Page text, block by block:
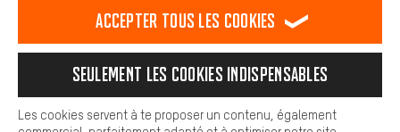
Notre politique en matière de protection de la vie privée
français
FR english
EN Deutsch
DE español
ES
Nous pouvons ainsi mettre à ta disposition d'autres contenus et
informations utiles. De plus, tu as la possibilité d'utiliser des
facilement les bons produits. Par exemple, nous proposons une
facilement aux questions.
Accepter tous les cookies
Seulement les cookies indispensables
Les cookies servent à te proposer un contenu, également